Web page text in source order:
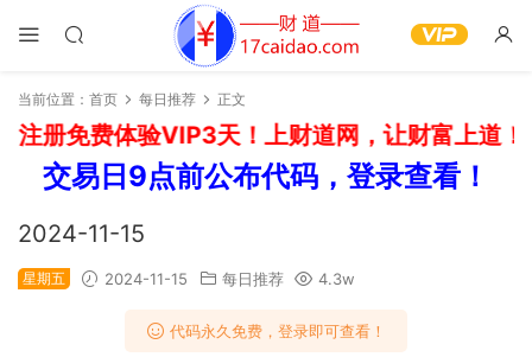
当前位置： 首页 每日推荐 正文
册免费体验VIP3天！上财道网，让财富上道！
交易日9点前公布代码，登录查看！
2024-11-15
星期五 2024-11-15 每日推荐 4.3w
代码永久免费，登录即可查看！